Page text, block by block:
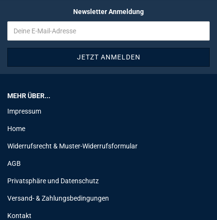
Newsletter Anmeldung
MEHR ÜBER...
Impressum
Home
Widerrufsrecht & Muster-Widerrufsformular
AGB
Privatsphäre und Datenschutz
Versand- & Zahlungsbedingungen
Kontakt